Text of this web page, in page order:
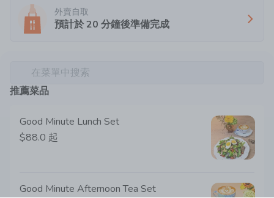
外賣自取
預計於20 分鐘後準備完成
在菜單中搜索
推薦菜品
Good Minute Lunch Set
$88.0 起
Good Minute Afternoon Tea Set